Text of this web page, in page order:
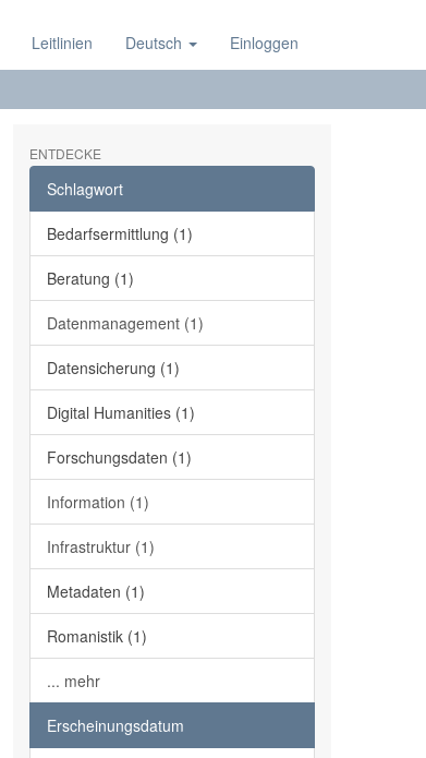
Leitlinien Deutsch Einloggen
ENTDECKE
Schlagwort
Bedarfsermittlung (1)
Beratung (1)
Datenmanagement (1)
Datensicherung (1)
Digital Humanities (1)
Forschungsdaten (1)
Information (1)
Infrastruktur (1)
Metadaten (1)
Romanistik (1)
... mehr
Erscheinungsdatum